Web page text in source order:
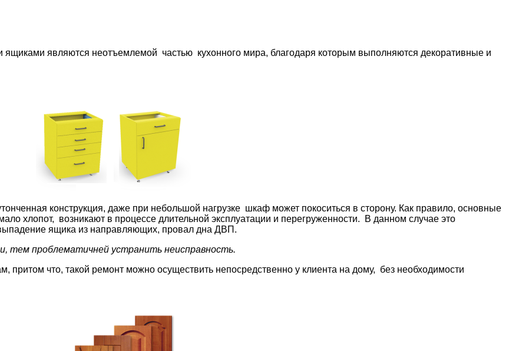
являются неотъемлемой частью кухонного мира, благодаря которым выполняются декоративные и
конструкция, даже при небольшой нагрузке шкаф может покоситься в сторону. Как правило, основные
хлопот, возникают в процессе длительной эксплуатации и перегруженности. В данном случае это
ящика из направляющих, провал дна ДВП.
тем проблематичней устранить неисправность.
что, такой ремонт можно осуществить непосредственно у клиента на дому, без необходимости